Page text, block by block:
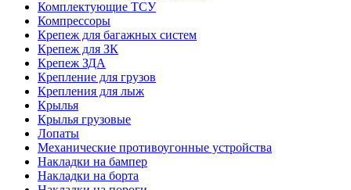
Комплектующие ТСУ
Компрессоры
Крепеж для багажных систем
Крепеж для ЗК
Крепеж ЗДА
Крепление для грузов
Крепления для лыж
Крылья
Крылья грузовые
Лопаты
Механические противоугонные устройства
Накладки на бампер
Накладки на борта